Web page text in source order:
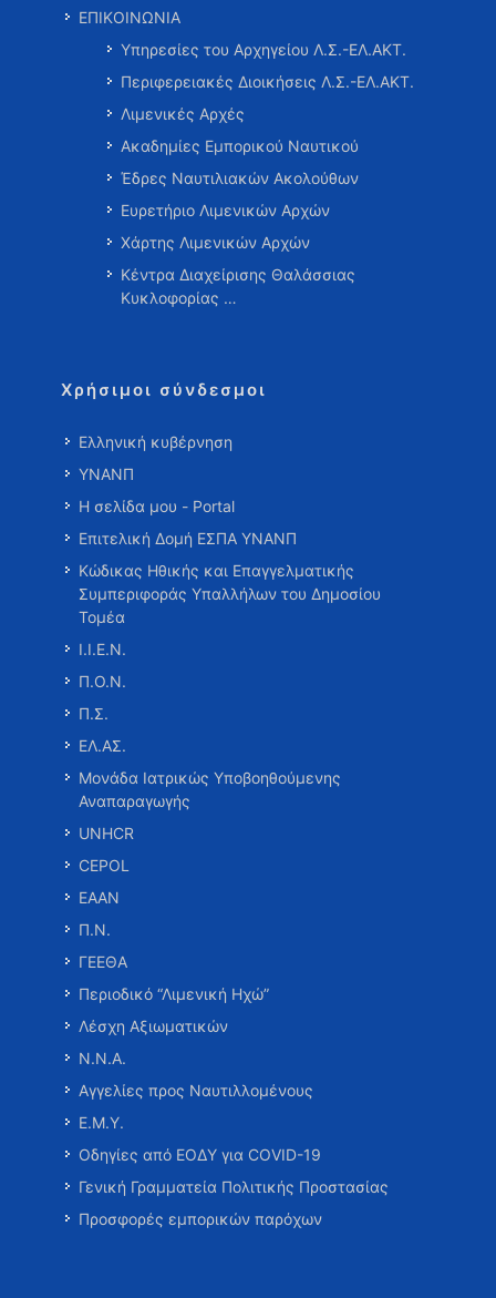
ΕΠΙΚΟΙΝΩΝΙΑ
Υπηρεσίες του Αρχηγείου Λ.Σ.-ΕΛ.ΑΚΤ.
Περιφερειακές Διοικήσεις Λ.Σ.-ΕΛ.ΑΚΤ.
Λιμενικές Αρχές
Ακαδημίες Εμπορικού Ναυτικού
Έδρες Ναυτιλιακών Ακολούθων
Ευρετήριο Λιμενικών Αρχών
Χάρτης Λιμενικών Αρχών
Κέντρα Διαχείρισης Θαλάσσιας
Κυκλοφορίας …
Χρήσιμοι σύνδεσμοι
Ελληνική κυβέρνηση
ΥΝΑΝΠ
Η σελίδα μου - Portal
Επιτελική Δομή ΕΣΠΑ ΥΝΑΝΠ
Κώδικας Ηθικής και Επαγγελματικής
Συμπεριφοράς Υπαλλήλων του Δημοσίου
Τομέα
Ι.Ι.Ε.Ν.
Π.Ο.Ν.
Π.Σ.
ΕΛ.ΑΣ.
Μονάδα Ιατρικώς Υποβοηθούμενης
Αναπαραγωγής
UNHCR
CEPOL
ΕΑΑΝ
Π.Ν.
ΓΕΕΘΑ
Περιοδικό “Λιμενική Ηχώ”
Λέσχη Αξιωματικών
Ν.Ν.Α.
Αγγελίες προς Ναυτιλλομένους
Ε.Μ.Υ.
Οδηγίες από ΕΟΔΥ για COVID-19
Γενική Γραμματεία Πολιτικής Προστασίας
Προσφορές εμπορικών παρόχων